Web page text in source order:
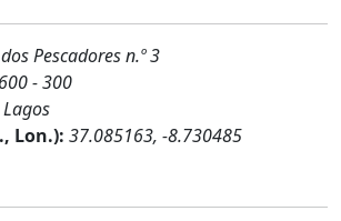
Pescadores n.º 3
- 300
Lon.): 37.085163, -8.730485